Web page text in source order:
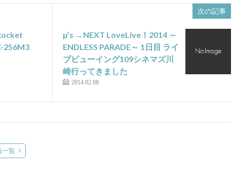
256M3
次の記事
μ’s →NEXT LoveLive！2014 ～
ENDLESS PARADE～ 1日目 ライ
ブビューイング109シネマズ川
崎行ってきました
2014.02.08
一覧